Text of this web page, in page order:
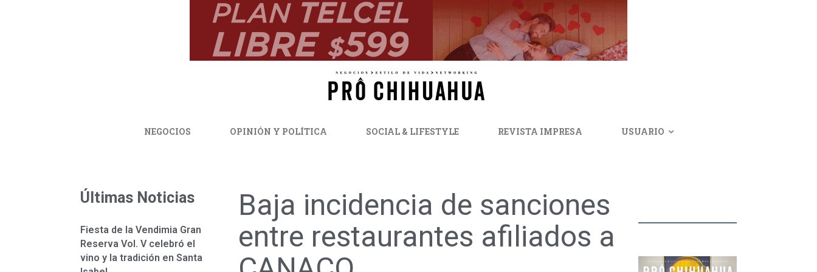
NEGOCIOS OPINIÓN Y POLÍTICA SOCIAL & LIFESTYLE REVISTA IMPRESA USUARIO
Últimas Noticias
Fiesta de la Vendimia Gran
Reserva Vol. V celebró el
vino y la tradición en Santa
Baja incidencia de sanciones
entre restaurantes afiliados a